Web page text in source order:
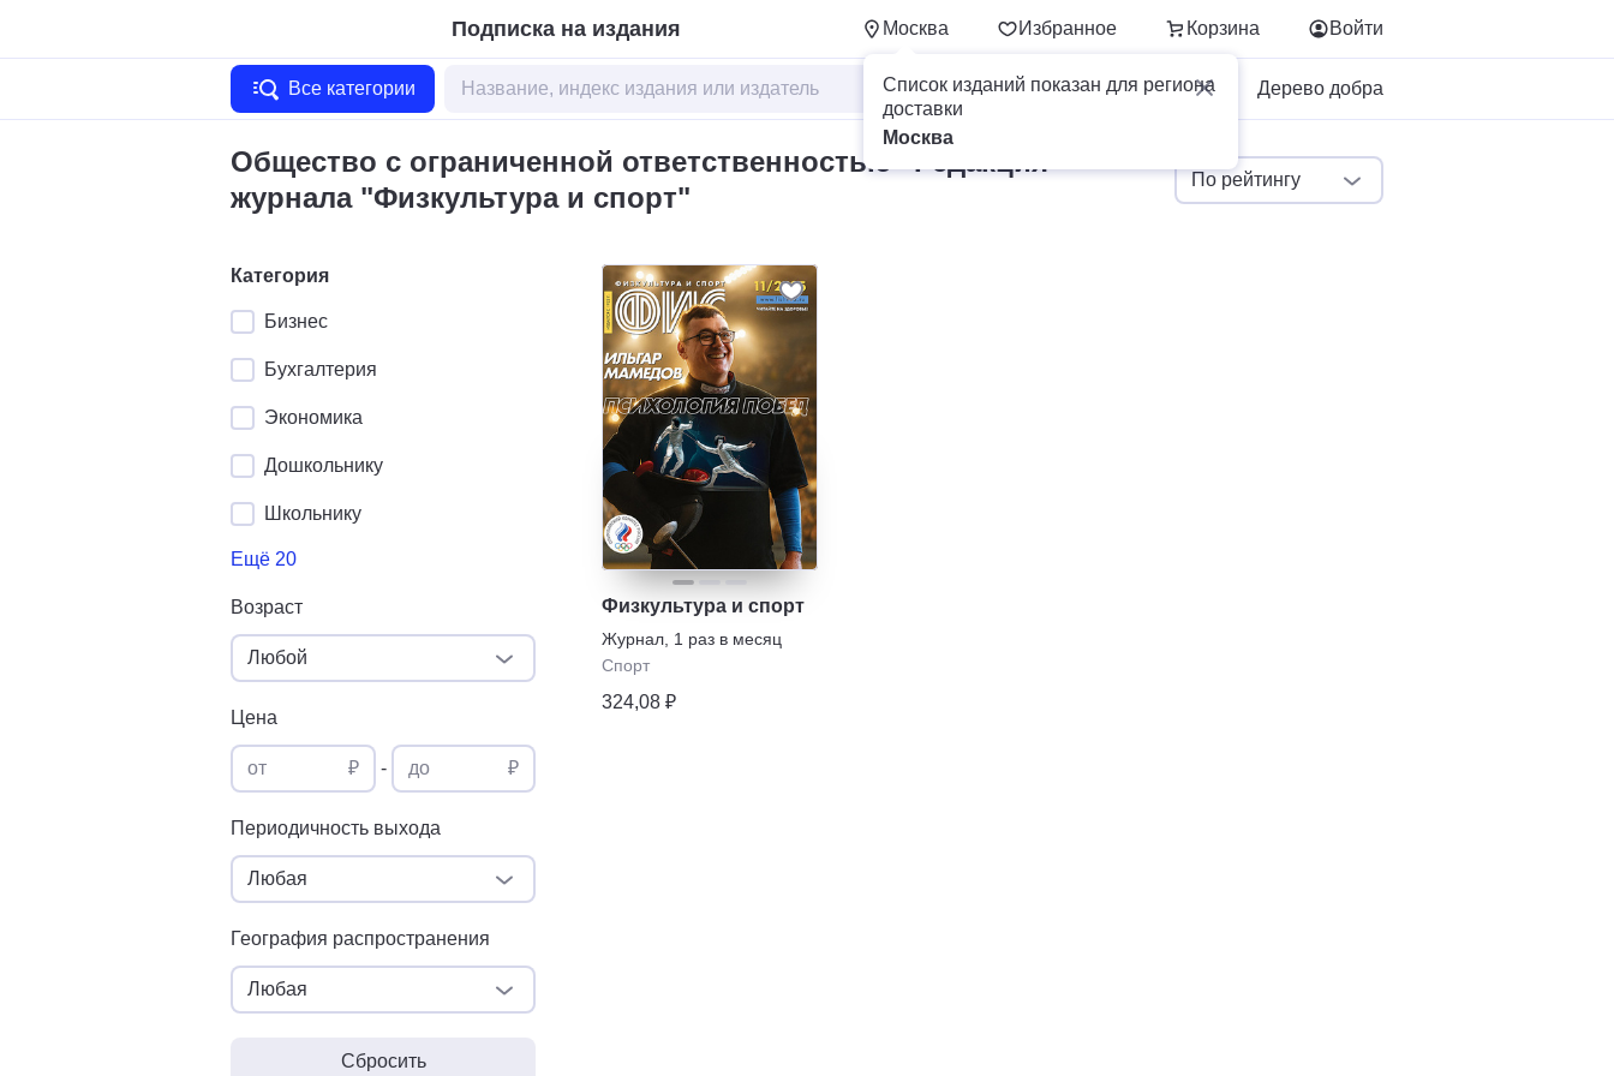
Подписка на издания Москва Избранное Корзина
Список изданий показан для региона
доставки
Москва
Войти
Все категории Для бизнеса Дерево добра
Общество с ограниченной ответственностью "Редакция
журнала "Физкультура и спорт"
По рейтингу
Категория
Бизнес
Бухгалтерия
Экономика
Дошкольнику
Школьнику
Ещё 20
Возраст
Любой
Цена
от ₽ - до ₽
Периодичность выхода
Любая
География распространения
Любая
Сбросить
Физкультура и спорт
Журнал, 1 раз в месяц
Спорт
324,08 ₽